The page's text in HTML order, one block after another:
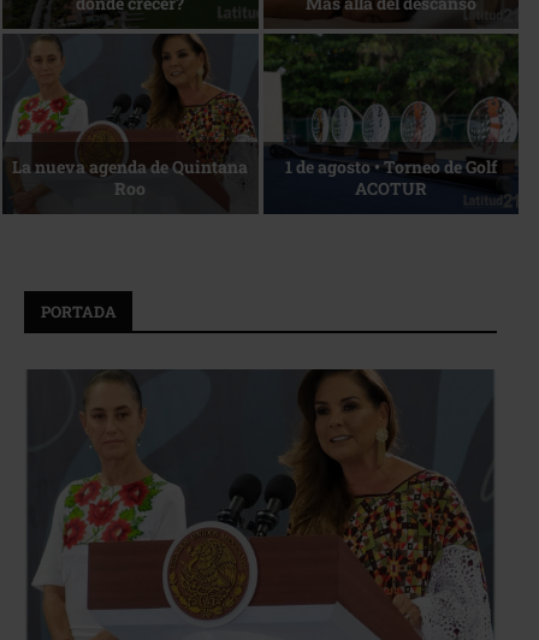
Reconocimiento de viajeros La esencia del servicio
PORTADA